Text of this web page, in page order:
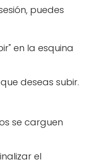
puedes
en la esquina
deseas subir.
se carguen
el